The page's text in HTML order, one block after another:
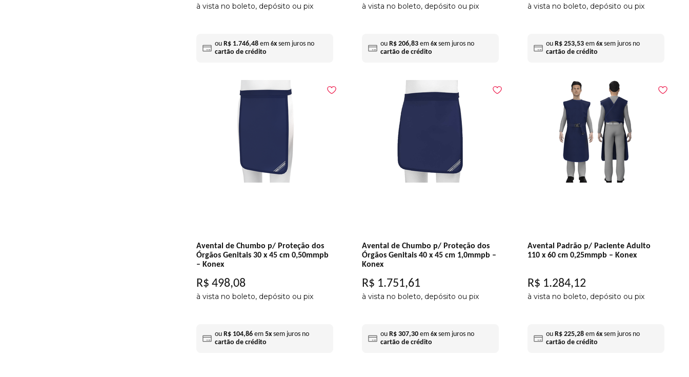
à vista no boleto, depósito ou pix
ou R$ 1.746,48em 6xsem juros no
cartão de crédito
à vista no boleto, depósito ou pix
ou R$ 206,83em 6xsem juros no
cartão de crédito
à vista no boleto, depósito ou pix
ou R$ 253,53em 6xsem juros no
cartão de crédito
Avental de Chumbo p/ Proteção dos
Órgãos Genitais 30 x 45 cm 0,50mmpb
– Konex
R$ 498,08
à vista no boleto, depósito ou pix
ou R$ 104,86em 5xsem juros no
cartão de crédito
Avental de Chumbo p/ Proteção dos
Órgãos Genitais 40 x 45 cm 1,0mmpb –
Konex
R$ 1.751,61
à vista no boleto, depósito ou pix
ou R$ 307,30em 6xsem juros no
cartão de crédito
Avental Padrão p/ Paciente Adulto
110 x 60 cm 0,25mmpb – Konex
R$ 1.284,12
à vista no boleto, depósito ou pix
ou R$ 225,28em 6xsem juros no
cartão de crédito